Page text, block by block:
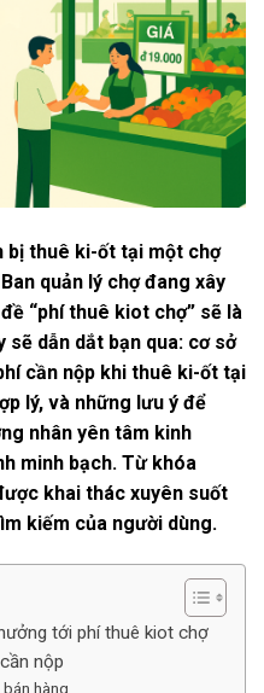
bị thuê ki-ốt tại một chợ
quản lý chợ đang xây
“phí thuê kiot chợ” sẽ là
sẽ dẫn dắt bạn qua: cơ sở
cần nộp khi thuê ki-ốt tại
lý, và những lưu ý để
nhân yên tâm kinh
minh bạch. Từ khóa
khai thác xuyên suốt
kiếm của người dùng.
tới phí thuê kiot chợ
nộp
hàng